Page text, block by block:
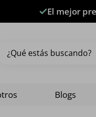
El mejor
por:
Blogs